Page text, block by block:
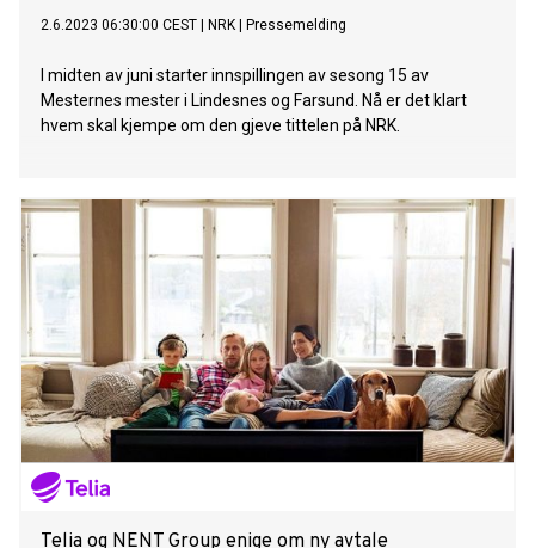
2.6.2023 06:30:00 CEST NRK Pressemelding
I midten av juni starter innspillingen av sesong 15 av
Mesternes mester i Lindesnes og Farsund. Nå er det klart
hvem skal kjempe om den gjeve tittelen på NRK.
Telia og NENT Group enige om ny avtale